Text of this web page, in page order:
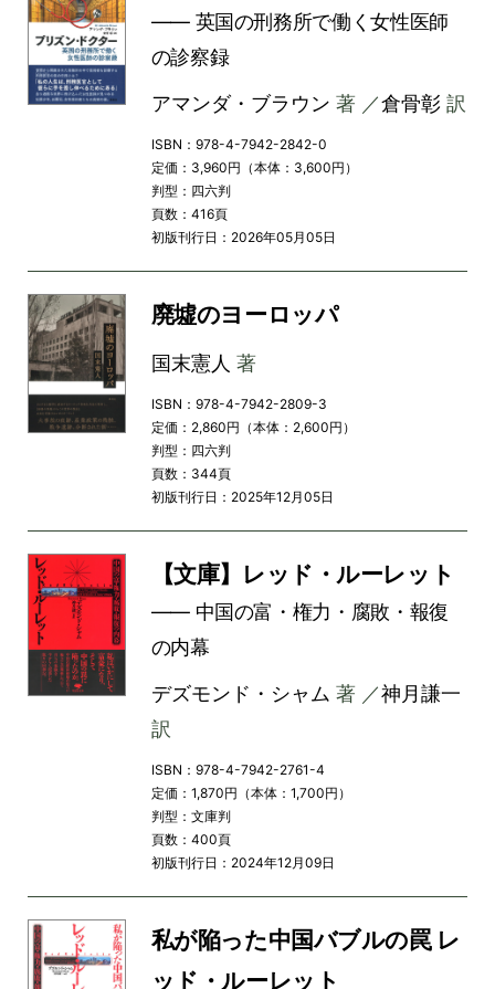
―― 英国の刑務所で働く女性医師
の診察録
アマンダ・ブラウン 著 ／倉骨彰訳
ISBN：978-4-7942-2842-0
定価：3,960円（本体：3,600円）
判型：四六判
頁数：416頁
初版刊行日：2026年05月05日
廃墟のヨーロッパ
国末憲人 著
ISBN：978-4-7942-2809-3
定価：2,860円（本体：2,600円）
判型：四六判
頁数：344頁
初版刊行日：2025年12月05日
【文庫】レッド・ルーレット
―― 中国の富・権力・腐敗・報復
の内幕
デズモンド・シャム 著 ／神月謙一
訳
ISBN：978-4-7942-2761-4
定価：1,870円（本体：1,700円）
判型：文庫判
頁数：400頁
初版刊行日：2024年12月09日
私が陥った中国バブルの罠 レ
ッド・ルーレット